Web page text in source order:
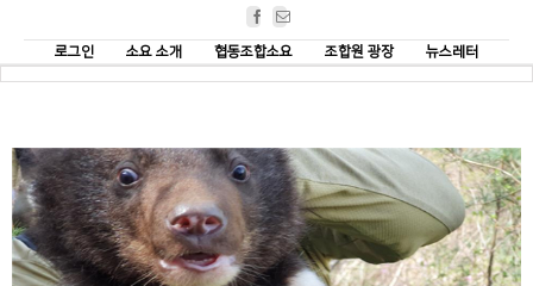
Facebook
로그인
소요 소개 협동조합소요 조합원 광장 뉴스레터